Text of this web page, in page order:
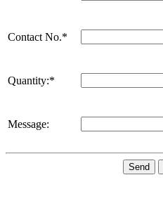
Contact No.*
Quantity:*
Message:
Send